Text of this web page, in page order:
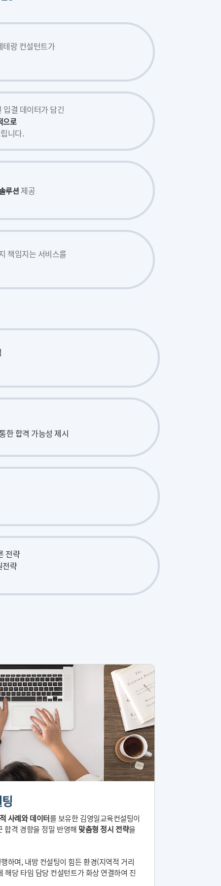
랑 컨설턴트가
결 데이터가 담긴
으로
니다.
루션 제공
책임지는 서비스를
한 합격 가능성 제시
전략
전략
사례와 데이터를 보유한 김영일교육컨설팅이
합격 경향을 정밀 반영해 맞춤형 정시 전략을
하며, 내방 컨설팅이 힘든 환경(지역적 거리
해당 타임 담당 컨설턴트가 화상 연결하여 진